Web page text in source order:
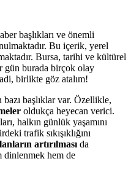
başlıkları ve önemli
Bu içerik, yerel
Bursa, tarihi ve kültürel
gün burada birçok olay
birlikte göz atalım!
başlıklar var. Özellikle,
oldukça heyecan verici.
halkın günlük yaşamını
trafik sıkışıklığını
artırılması da
dinlenmek hem de